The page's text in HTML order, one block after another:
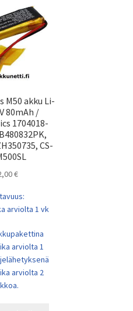
M50 akku Li-
80mAh /
1704018-
CS-
€
arviolta 1 vk
arviolta 1
arviolta 2